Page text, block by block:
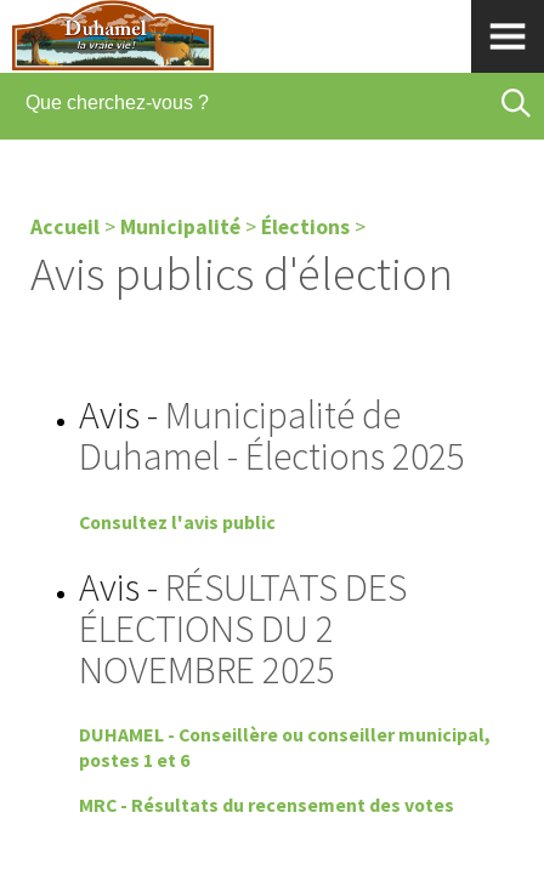
Accueil > Municipalité > Élections >
Avis publics d'élection
Avis - Municipalité de
Duhamel - Élections 2025
Consultez l'avis public
Avis - RÉSULTATS DES
ÉLECTIONS DU 2
NOVEMBRE 2025
DUHAMEL - Conseillère ou conseiller municipal,
postes 1 et 6
MRC - Résultats du recensement des votes